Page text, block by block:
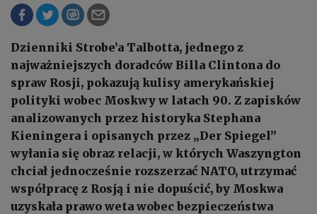
Dzienniki Strobe’a Talbotta, jednego z
najważniejszych doradców Billa Clintona do
spraw Rosji, pokazują kulisy amerykańskiej
polityki wobec Moskwy w latach 90. Z zapisków
analizowanych przez historyka Stephana
Kieningera i opisanych przez „Der Spiegel”
wyłania się obraz relacji, w których Waszyngton
chciał jednocześnie rozszerzać NATO, utrzymać
współpracę z Rosją i nie dopuścić, by Moskwa
uzyskała prawo weta wobec bezpieczeństwa